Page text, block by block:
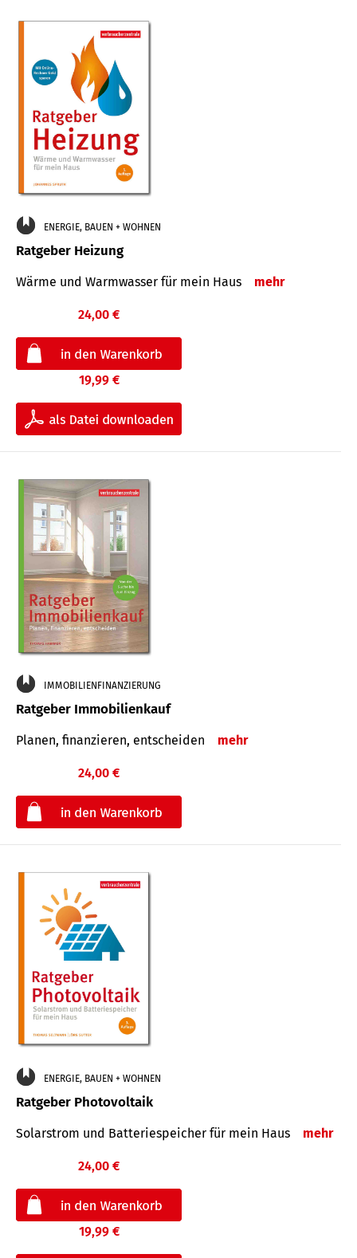
ENERGIE, BAUEN + WOHNEN
Ratgeber Heizung
Wärme und Warmwasser für mein Haus mehr
24,00 €
19,99 €
IMMOBILIENFINANZIERUNG
Ratgeber Immobilienkauf
Planen, finanzieren, entscheiden mehr
24,00 €
ENERGIE, BAUEN + WOHNEN
Ratgeber Photovoltaik
Solarstrom und Batteriespeicher für mein Haus mehr
24,00 €
19,99 €